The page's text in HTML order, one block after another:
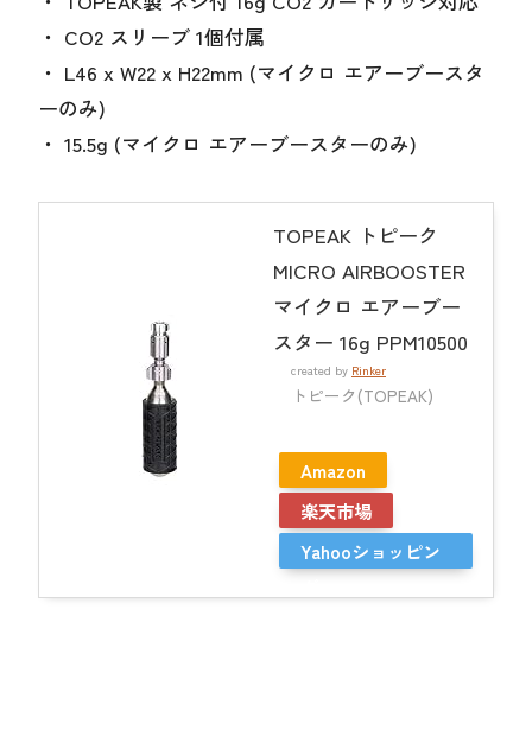
・ CO2 スリーブ 1個付属
・ L46 x W22 x H22mm (マイクロ エアーブースタ
ーのみ)
・ 15.5g (マイクロ エアーブースターのみ)
TOPEAK トピーク
MICRO AIRBOOSTER
マイクロ エアーブー
スター 16g PPM10500
created by Rinker
トピーク(TOPEAK)
Amazon
楽天市場
Yahooショッピン